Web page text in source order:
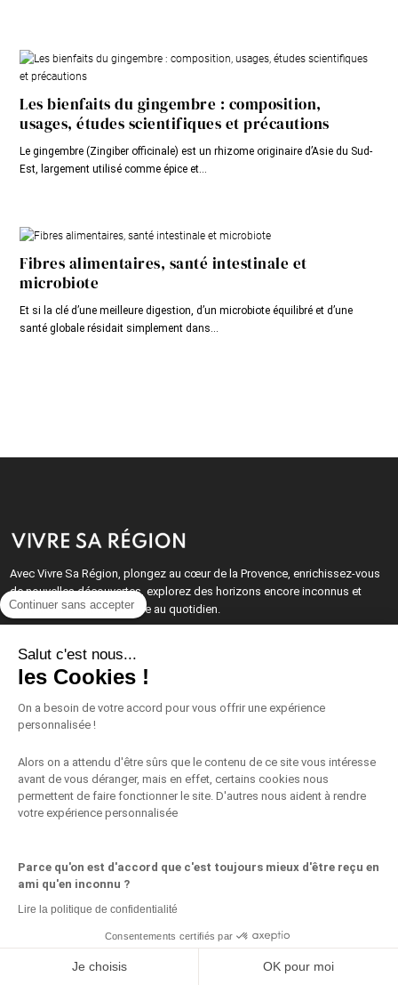
Continuer sans accepter
Salut c'est nous...
les Cookies !
On a besoin de votre accord pour vous offrir une expérience
personnalisée !
Alors on a attendu d'être sûrs que le contenu de ce site vous intéresse
avant de vous déranger, mais en effet, certains cookies nous
permettent de faire fonctionner le site. D'autres nous aident à rendre
votre expérience personnalisée
Parce qu'on est d'accord que c'est toujours mieux d'être reçu en
ami qu'en inconnu ?
Lire la politique de confidentialité
Consentements certifiés par
Je choisis OK pour moi
Les bienfaits du gingembre : composition,
usages, études scientifiques et précautions
Le gingembre (Zingiber officinale) est un rhizome originaire d’Asie du Sud-
Est, largement utilisé comme épice et...
Fibres alimentaires, santé intestinale et
microbiote
Et si la clé d’une meilleure digestion, d’un microbiote équilibré et d’une
santé globale résidait simplement dans...
Avec Vivre Sa Région, plongez au cœur de la Provence, enrichissez-vous
de nouvelles découvertes, explorez des horizons encore inconnus et
soutenez l’économie locale au quotidien.
Vivre sa maison
Décoration et Design d’Intérieur
Énergie Positive et Innovations dans le Bâtiment
Les partenaires Vivre Sa Maison